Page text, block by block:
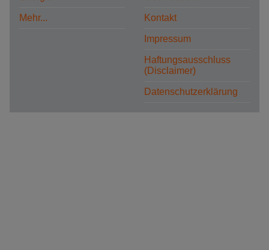
Mehr... Kontakt
Impressum
Haftungsausschluss
(Disclaimer)
Datenschutzerklärung